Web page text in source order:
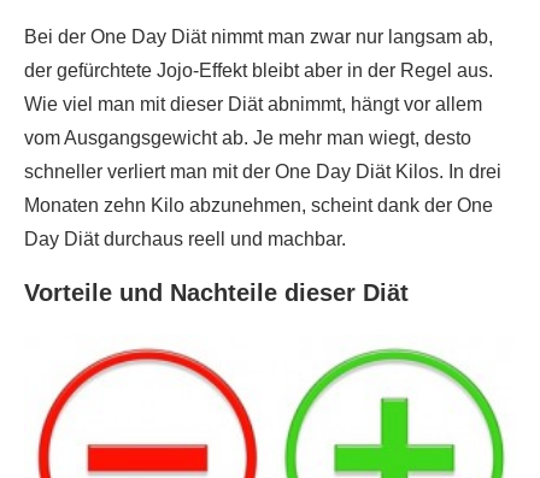
Bei der One Day Diät nimmt man zwar nur langsam ab,
der gefürchtete Jojo-Effekt bleibt aber in der Regel aus.
Wie viel man mit dieser Diät abnimmt, hängt vor allem
vom Ausgangsgewicht ab. Je mehr man wiegt, desto
schneller verliert man mit der One Day Diät Kilos. In drei
Monaten zehn Kilo abzunehmen, scheint dank der One
Day Diät durchaus reell und machbar.
Vorteile und Nachteile dieser Diät